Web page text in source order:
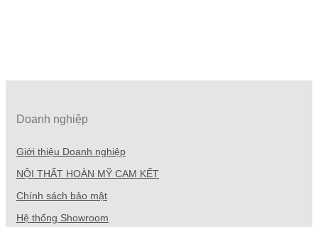
Doanh nghiệp
Giới thiệu Doanh nghiệp
NỘI THẤT HOÀN MỸ CAM KẾT
Chính sách bảo mật
Hệ thống Showroom